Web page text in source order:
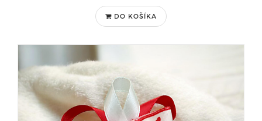
DO KOŠÍKA